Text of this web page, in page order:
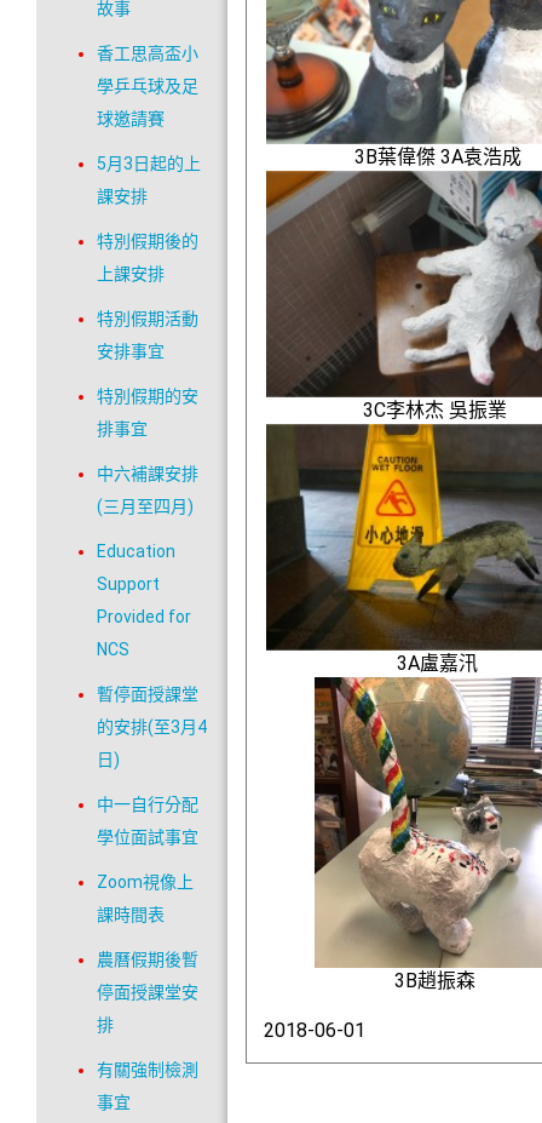
3B葉偉傑 3A袁浩成
3C李林杰 吳振業
3A盧嘉汛
3B趙振森
2018-06-01
故事
香工思高盃小
學乒乓球及足
球邀請賽
5月3日起的上
課安排
特別假期後的
上課安排
特別假期活動
安排事宜
特別假期的安
排事宜
中六補課安排
(三月至四月)
Education
Support
Provided for
NCS
暫停面授課堂
的安排(至3月4
日)
中一自行分配
學位面試事宜
Zoom視像上
課時間表
農曆假期後暫
停面授課堂安
排
有關強制檢測
事宜